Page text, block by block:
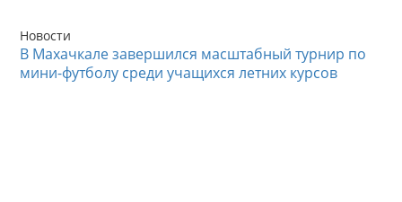
Новости
В Махачкале завершился масштабный турнир по
мини-футболу среди учащихся летних курсов